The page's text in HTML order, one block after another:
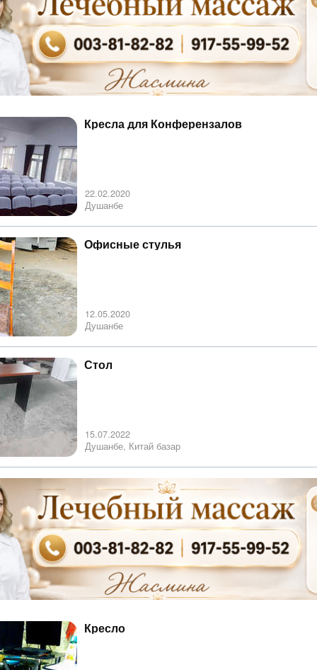
Кресла для Конферензалов
22.02.2020
Душанбе
Офисные стулья
12.05.2020
Душанбе
Стол
15.07.2022
Душанбе, Китай базар
Кресло